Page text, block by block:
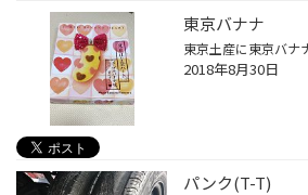
東京バナナ
2018年8月30日
パンク(T-T)